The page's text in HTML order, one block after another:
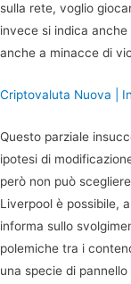
sulla rete, voglio
invece si indica
anche a minacce di
Criptovaluta Nuova |
Questo parziale
ipotesi di
però non può
Liverpool è possibile,
informa sullo
polemiche tra i
una specie di